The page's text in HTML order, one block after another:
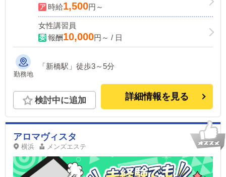
時給1,500円～
女性講習員
報酬10,000円～ / 日
勤務地
「新橋駅」徒歩3～5分
検討中に追加 詳細情報を見る
アロマヴィスタ
横浜 メンズエステ